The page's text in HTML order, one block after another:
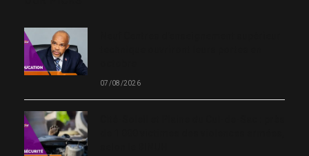
07/08/2026